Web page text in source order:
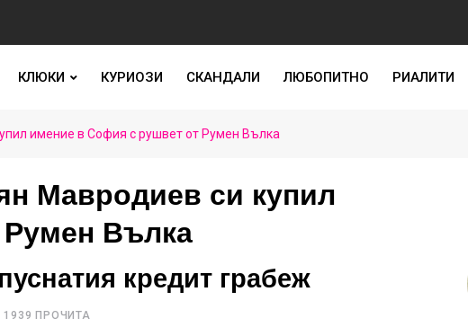
КЛЮКИ КУРИОЗИ СКАНДАЛИ ЛЮБОПИТНО РИАЛИТИ
имение в София с рушвет от Румен Вълка
Мавродиев си купил
Вълка
кредит грабеж
1939 ПРОЧИТА